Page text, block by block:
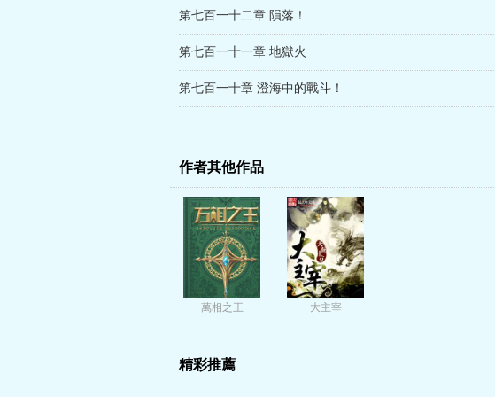
第七百一十二章 隕落！
第七百一十一章 地獄火
第七百一十章 澄海中的戰斗！
作者其他作品
萬相之王 大主宰
精彩推薦